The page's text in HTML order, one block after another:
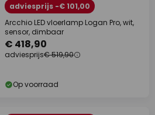
adviesprijs -€ 101,00
Arcchio LED vloerlamp Logan Pro, wit,
sensor, dimbaar
€ 418,90
adviesprijs€ 519,90
Op voorraad